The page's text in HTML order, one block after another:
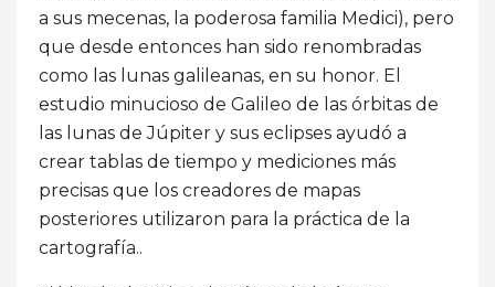
a sus mecenas, la poderosa familia Medici), pero
que desde entonces han sido renombradas
como las lunas galileanas, en su honor. El
estudio minucioso de Galileo de las órbitas de
las lunas de Júpiter y sus eclipses ayudó a
crear tablas de tiempo y mediciones más
precisas que los creadores de mapas
posteriores utilizaron para la práctica de la
cartografía..